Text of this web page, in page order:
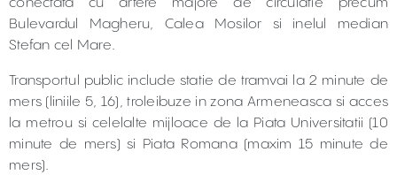
Bulevardul Magheru, Calea Mosilor si inelul median
Stefan cel Mare.
Transportul public include statie de tramvai la 2 minute de
mers (liniile 5, 16), troleibuze in zona Armeneasca si acces
la metrou si celelalte mijloace de la Piata Universitatii (10
minute de mers) si Piata Romana (maxim 15 minute de
mers).